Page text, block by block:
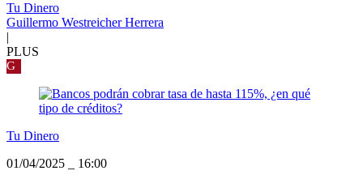
Tu Dinero
Guillermo Westreicher Herrera
|
PLUS
G
Tu Dinero
01/04/2025
16:00